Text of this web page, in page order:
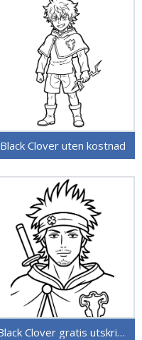
Black Clover uten kostnad
Black Clover gratis utskriftbar